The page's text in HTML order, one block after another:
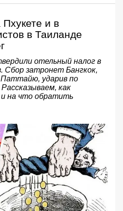
и в
в Таиланде
отельный налог в
Сбор затронет Бангкок,
ударив по
как
на что обратить